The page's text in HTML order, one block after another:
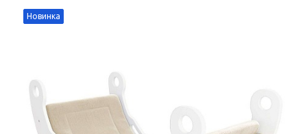
Новинка